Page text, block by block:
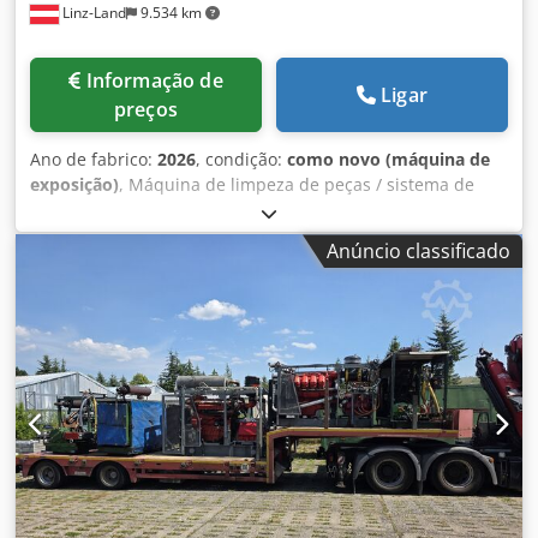
sistema (largura x profundidade x altura): 1.050 x 1.112 x
Es Sef
Linz-Land 9.534 km
preços
Ligar
Ano de fabrico: 2026, condição: como novo (máquina de
exposição), Máquina de limpeza de peças / sistema de
limpeza por pulverização tipo TR450 A máquina de
limpeza rotativa por pulverização do tipo TR450 é uma
máquina automática de limpeza e desengorduramento
com uma tampa que pode ser facilmente aberta para
cima. O sistema foi concebido para a limpeza de peças
individuais e/ou produtos a granel em cestos com as
dimensões CxLxA 520x320x200h mm. O cesto deve ser
fechado com uma tampa para o processo de limpeza. O
resultado da limpeza depende do facto de as peças no
cesto poderem circular facilmente no caso de produtos a
granel. Para tal, é necessário ter em atenção o nível de
enchimento do cesto. O sistema também está equipado
com um tabuleiro de inundação por baixo do cesto, que
Anúncio classificado